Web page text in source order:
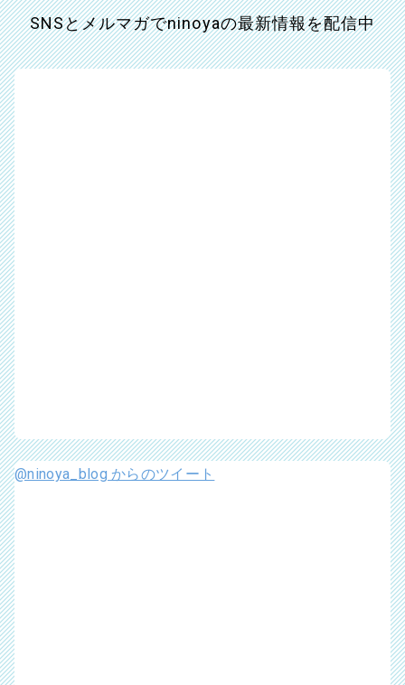
SNSとメルマガでninoyaの最新情報を配信中
@ninoya_blog からのツイート